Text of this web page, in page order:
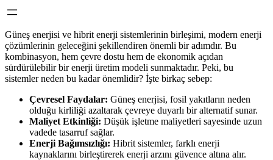
Güneş enerjisi ve hibrit enerji sistemlerinin birleşimi, modern enerji
çözümlerinin geleceğini şekillendiren önemli bir adımdır. Bu
kombinasyon, hem çevre dostu hem de ekonomik açıdan
sürdürülebilir bir enerji üretim modeli sunmaktadır. Peki, bu
sistemler neden bu kadar önemlidir? İşte birkaç sebep:
Çevresel Faydalar: Güneş enerjisi, fosil yakıtların neden
olduğu kirliliği azaltarak çevreye duyarlı bir alternatif sunar.
Maliyet Etkinliği: Düşük işletme maliyetleri sayesinde uzun
vadede tasarruf sağlar.
Enerji Bağımsızlığı: Hibrit sistemler, farklı enerji
kaynaklarını birleştirerek enerji arzını güvence altına alır.